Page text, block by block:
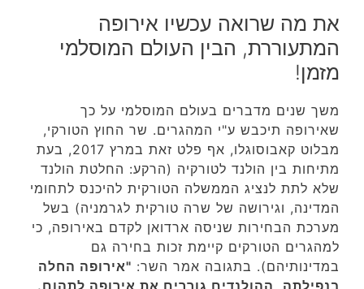
את מה שרואה עכשיו אירופה
המתעוררת, הבין העולם המוסלמי
מזמן!
משך שנים מדברים בעולם המוסלמי על כך
שאירופה תיכבש ע"י המהגרים. שר החוץ הטורקי,
מבלוט קאבוסוגלו, אף פלט זאת במרץ 2017, בעת
מתיחות בין הולנד לטורקיה (הרקע: החלטת הולנד
שלא לתת לנציג הממשלה הטורקית להיכנס לתחומי
המדינה, וגירושה של שרה טורקית לגרמניה) בשל
מערכת הבחירות שניסה ארדואן לקדם באירופה, כי
למהגרים הטורקים קיימת זכות בחירה גם
במדינותיהם). בתגובה אמר השר: "אירופה החלה
בנפילתה, ההולנדים גוררים את אירופה לתהום.